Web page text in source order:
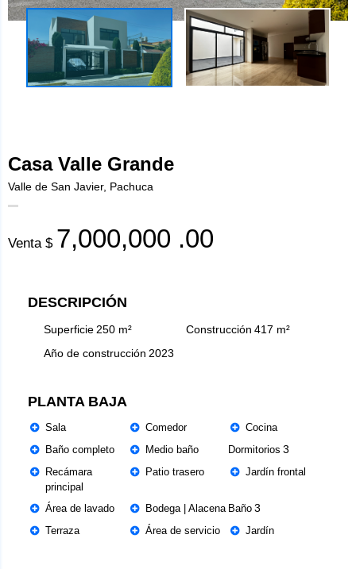
Casa Valle Grande
Valle de San Javier, Pachuca
Venta $ 7,000,000 .00
DESCRIPCIÓN
Superficie 250 m² Construcción 417 m²
Año de construcción 2023
PLANTA BAJA
Sala Comedor
Cocina
Baño completo
Medio baño Dormitorios 3
Recámara
principal
Patio trasero Jardín frontal
Área de lavado Bodega | Alacena Baño 3
Terraza Área de servicio Jardín